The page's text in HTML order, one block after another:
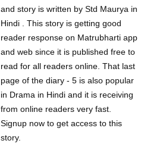
and story is written by Std Maurya in
Hindi . This story is getting good
reader response on Matrubharti app
and web since it is published free to
read for all readers online. That last
page of the diary - 5 is also popular
in Drama in Hindi and it is receiving
from online readers very fast.
Signup now to get access to this
story.